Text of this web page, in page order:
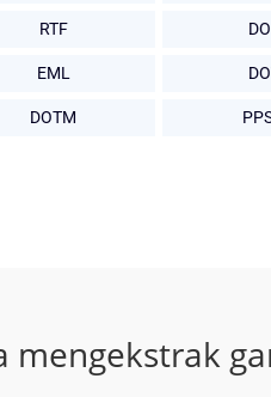
RTF
EML
DOTM
mengekstrak